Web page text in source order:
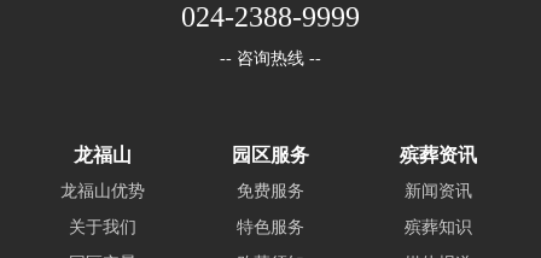
024-2388-9999
-- 咨询热线 --
龙福山
龙福山优势
关于我们
园区服务
免费服务
特色服务
殡葬资讯
新闻资讯
殡葬知识